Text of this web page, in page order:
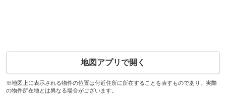
地図アプリで開く
※地図上に表示される物件の位置は付近住所に所在することを表すものであり、実際
の物件所在地とは異なる場合がございます。